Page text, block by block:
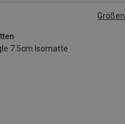
Größen
7.5cm Isomatte